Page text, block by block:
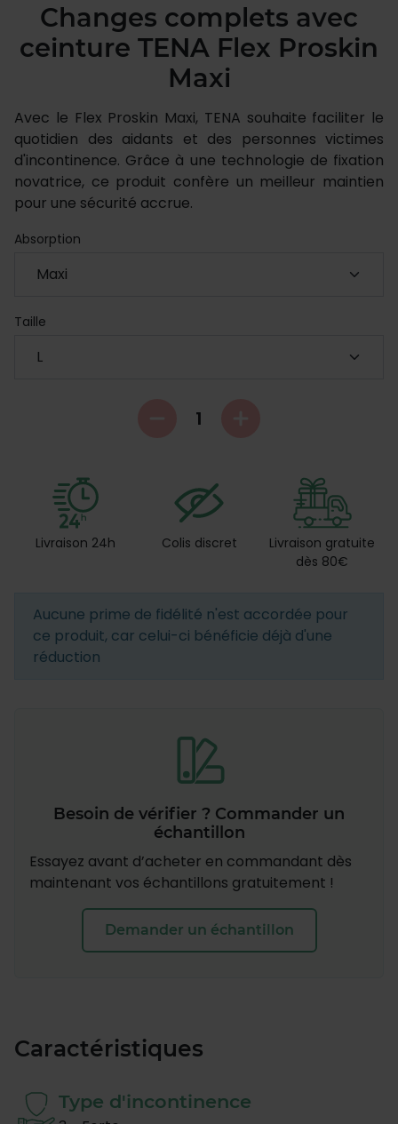
Changes complets avec
ceinture TENA Flex Proskin
Maxi
Avec le Flex Proskin Maxi, TENA souhaite faciliter le
quotidien des aidants et des personnes victimes
d'incontinence. Grâce à une technologie de fixation
novatrice, ce produit confère un meilleur maintien
pour une sécurité accrue.
Absorption
Taille
Livraison 24h Colis discret
Livraison gratuite
dès 80€
Aucune prime de fidélité n'est accordée pour
ce produit, car celui-ci bénéficie déjà d'une
réduction
Besoin de vérifier ? Commander un
échantillon
Essayez avant d’acheter en commandant dès
maintenant vos échantillons gratuitement !
Demander un échantillon
Caractéristiques
Type d'incontinence